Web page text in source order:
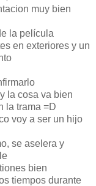
muy bien
la película
en exteriores y un
la cosa va bien
la trama =D
voy a ser un hijo
se aselera y
bien
tiempos durante